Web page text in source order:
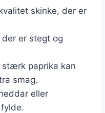
skinke, der er
er stegt og
stærk paprika kan
smag.
eller